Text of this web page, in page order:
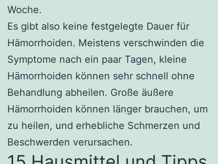
Woche.
Es gibt also keine festgelegte Dauer für
Hämorrhoiden. Meistens verschwinden die
Symptome nach ein paar Tagen, kleine
Hämorrhoiden können sehr schnell ohne
Behandlung abheilen. Große äußere
Hämorrhoiden können länger brauchen, um
zu heilen, und erhebliche Schmerzen und
Beschwerden verursachen.